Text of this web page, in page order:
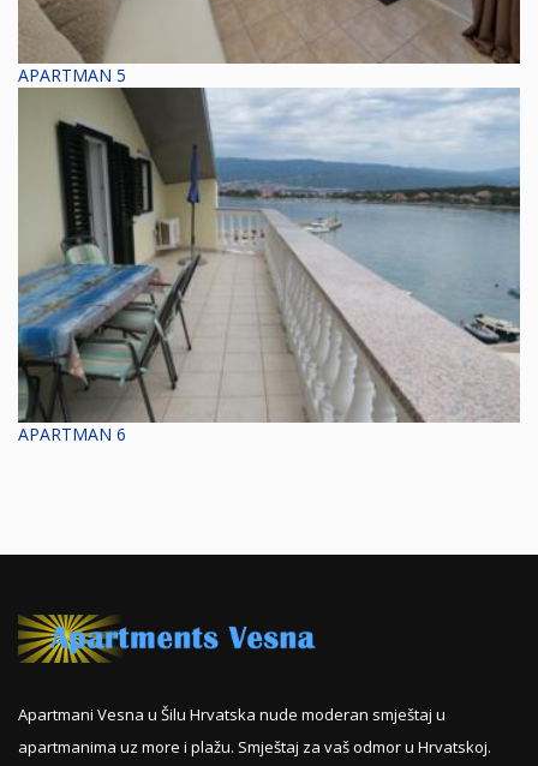
APARTMAN 5
APARTMAN 6
Apartmani Vesna u Šilu Hrvatska nude moderan smještaj u
apartmanima uz more i plažu. Smještaj za vaš odmor u Hrvatskoj.